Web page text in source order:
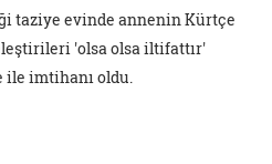
taziye evinde annenin Kürtçe
'olsa olsa iltifattır'
imtihanı oldu.